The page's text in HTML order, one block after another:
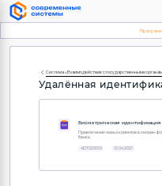
Система «Взаимодействие с государственными
Удалённая
Биометрическая
Привлечение новых клиентов в онлайн-
банка.
4DT020010 12.04.2021